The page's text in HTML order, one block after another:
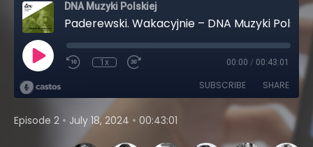
DNA Muzyki Polskiej
Paderewski. Wakacyjnie – DNA Muzyki Polskiej #52
1x 00:00 / 00:43:01
SUBSCRIBE SHARE
Episode 2 • July 18, 2024 • 00:43:01